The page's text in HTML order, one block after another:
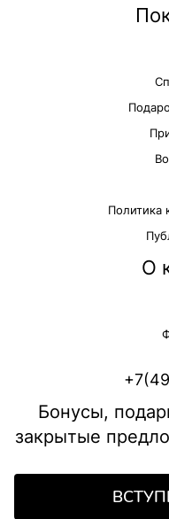
Розовый
Цвет
Черный
Политика
О
Бонусы,
закрытые